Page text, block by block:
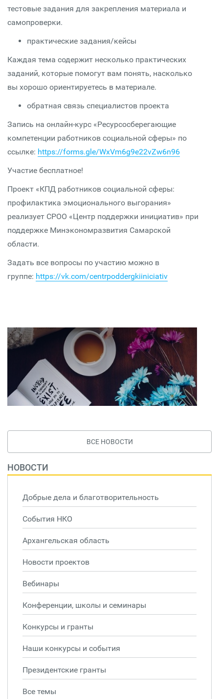
тестовые задания для закрепления материала и
самопроверки.
практические задания/кейсы
Каждая тема содержит несколько практических
заданий, которые помогут вам понять, насколько
вы хорошо ориентируетесь в материале.
обратная связь специалистов проекта
Запись на онлайн-курс «Ресурсосберегающие
компетенции работников социальной сферы» по
ссылке: https://forms.gle/WxVm6g9e22vZw6n96
Участие бесплатное!
Проект «КПД работников социальной сферы:
профилактика эмоционального выгорания»
реализует СРОО «Центр поддержки инициатив» при
поддержке Минэкономразвития Самарской
области.
Задать все вопросы по участию можно в
группе: https://vk.com/centrpoddergkiiniciativ
ВСЕ НОВОСТИ
НОВОСТИ
Добрые дела и благотворительность
События НКО
Архангельская область
Новости проектов
Вебинары
Конференции, школы и семинары
Конкурсы и гранты
Наши конкурсы и события
Президентские гранты
Все темы